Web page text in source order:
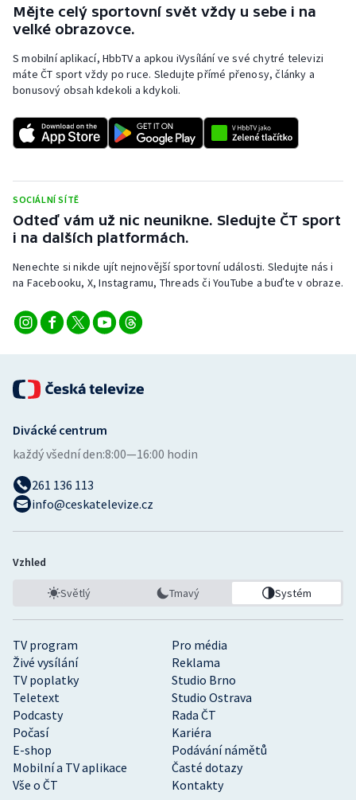
Mějte celý sportovní svět vždy u sebe i na
velké obrazovce.
S mobilní aplikací, HbbTV a apkou iVysílání ve své chytré televizi
máte ČT sport vždy po ruce. Sledujte přímé přenosy, články a
bonusový obsah kdekoli a kdykoli.
SOCIÁLNÍ SÍTĚ
Odteď vám už nic neunikne. Sledujte ČT sport
i na dalších platformách.
Nenechte si nikde ujít nejnovější sportovní události. Sledujte nás i
na Facebooku, X, Instagramu, Threads či YouTube a buďte v obraze.
TV program
Pro média
Živé vysílání
Reklama
TV poplatky
Studio Brno
Teletext
Studio Ostrava
Podcasty
Rada ČT
Počasí
Kariéra
E-shop
Podávání námětů
Mobilní a TV aplikace
Časté dotazy
Vše o ČT
Kontakty
Divácké centrum
každý všední den:8:00—16:00 hodin
261 136 113
info@ceskatelevize.cz
Vzhled
Světlý Tmavý Systém